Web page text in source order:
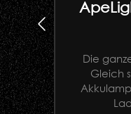
Die
Gleich